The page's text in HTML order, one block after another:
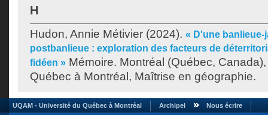
H
Hudon, Annie Métivier (2024). « D'une banlieue-
postbanlieue : exploration des facteurs de
fidéen » Mémoire. Montréal (Québec,
Québec à Montréal, Maîtrise en géographie.
UQAM - Université du Québec à Montréal Archipel Nous écrire